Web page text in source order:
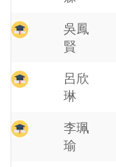
吳鳳
賢
呂欣
琳
李珮
瑜